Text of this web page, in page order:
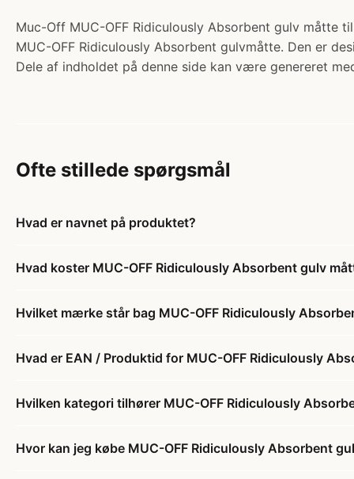
Muc-Off MUC-OFF Ridiculously Absorbent gulv
MUC-OFF Ridiculously Absorbent gulvmåtte. Den er
Dele af indholdet på denne side kan være genereret
Ofte stillede spørgsmål
Hvad er navnet på produktet?
Hvad koster MUC-OFF Ridiculously Absorbent gulv
Hvilket mærke står bag MUC-OFF Ridiculously
Hvad er EAN / Produktid for MUC-OFF Ridiculously
Hvilken kategori tilhører MUC-OFF Ridiculously
Hvor kan jeg købe MUC-OFF Ridiculously Absorbent